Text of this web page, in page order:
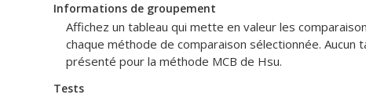
Informations de groupement
Affichez un tableau qui mette en valeur les
chaque méthode de comparaison sélectionnée.
présenté pour la méthode MCB de Hsu.
Tests